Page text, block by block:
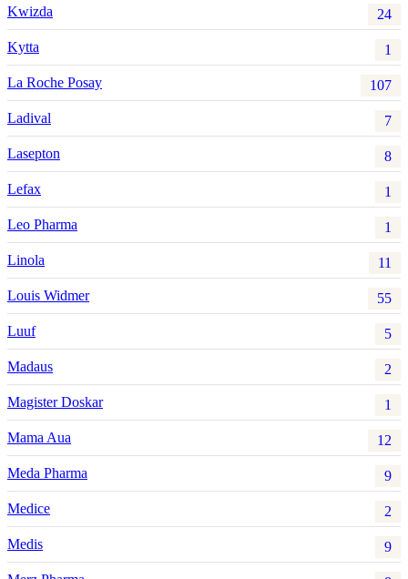
Kwizda 24
Kytta 1
La Roche Posay 107
Ladival 7
Lasepton 8
Lefax 1
Leo Pharma 1
Linola 11
Louis Widmer 55
Luuf 5
Madaus 2
Magister Doskar 1
Mama Aua 12
Meda Pharma 9
Medice 2
Medis 9